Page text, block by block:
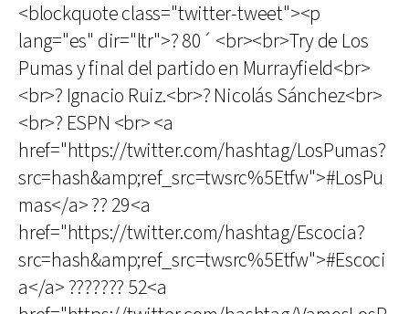
<blockquote class="twitter-tweet"><p
lang="es" dir="ltr">? 80´ <br><br>Try de Los
Pumas y final del partido en Murrayfield<br>
<br>? Ignacio Ruiz.<br>? Nicolás Sánchez<br>
<br>? ESPN <br> <a
href="https://twitter.com/hashtag/LosPumas?
src=hash&amp;ref_src=twsrc%5Etfw">#LosPu
mas</a> ?? 29<a
href="https://twitter.com/hashtag/Escocia?
src=hash&amp;ref_src=twsrc%5Etfw">#Escoci
a</a> ??????? 52<a